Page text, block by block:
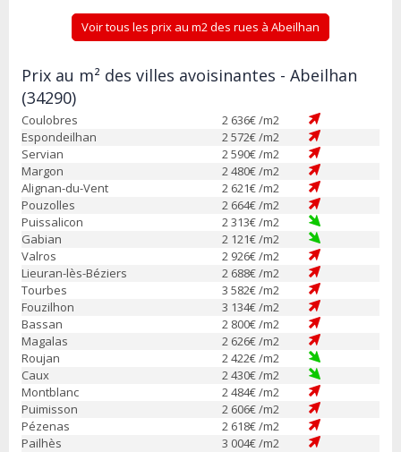
Voir tous les prix au m2 des rues à Abeilhan
Prix au m² des villes avoisinantes - Abeilhan
(34290)
Coulobres 2 636€ /m2
Espondeilhan
2 572€ /m2
Servian
2 590€ /m2
Margon
2 480€ /m2
Alignan-du-Vent
2 621€ /m2
Pouzolles
2 664€ /m2
Puissalicon
2 313€ /m2
Gabian
2 121€ /m2
Valros
2 926€ /m2
Lieuran-lès-Béziers
2 688€ /m2
Tourbes
3 582€ /m2
Fouzilhon
3 134€ /m2
Bassan
2 800€ /m2
Magalas
2 626€ /m2
Roujan
2 422€ /m2
Caux
2 430€ /m2
Montblanc
2 484€ /m2
Puimisson
2 606€ /m2
Pézenas
2 618€ /m2
Pailhès
3 004€ /m2